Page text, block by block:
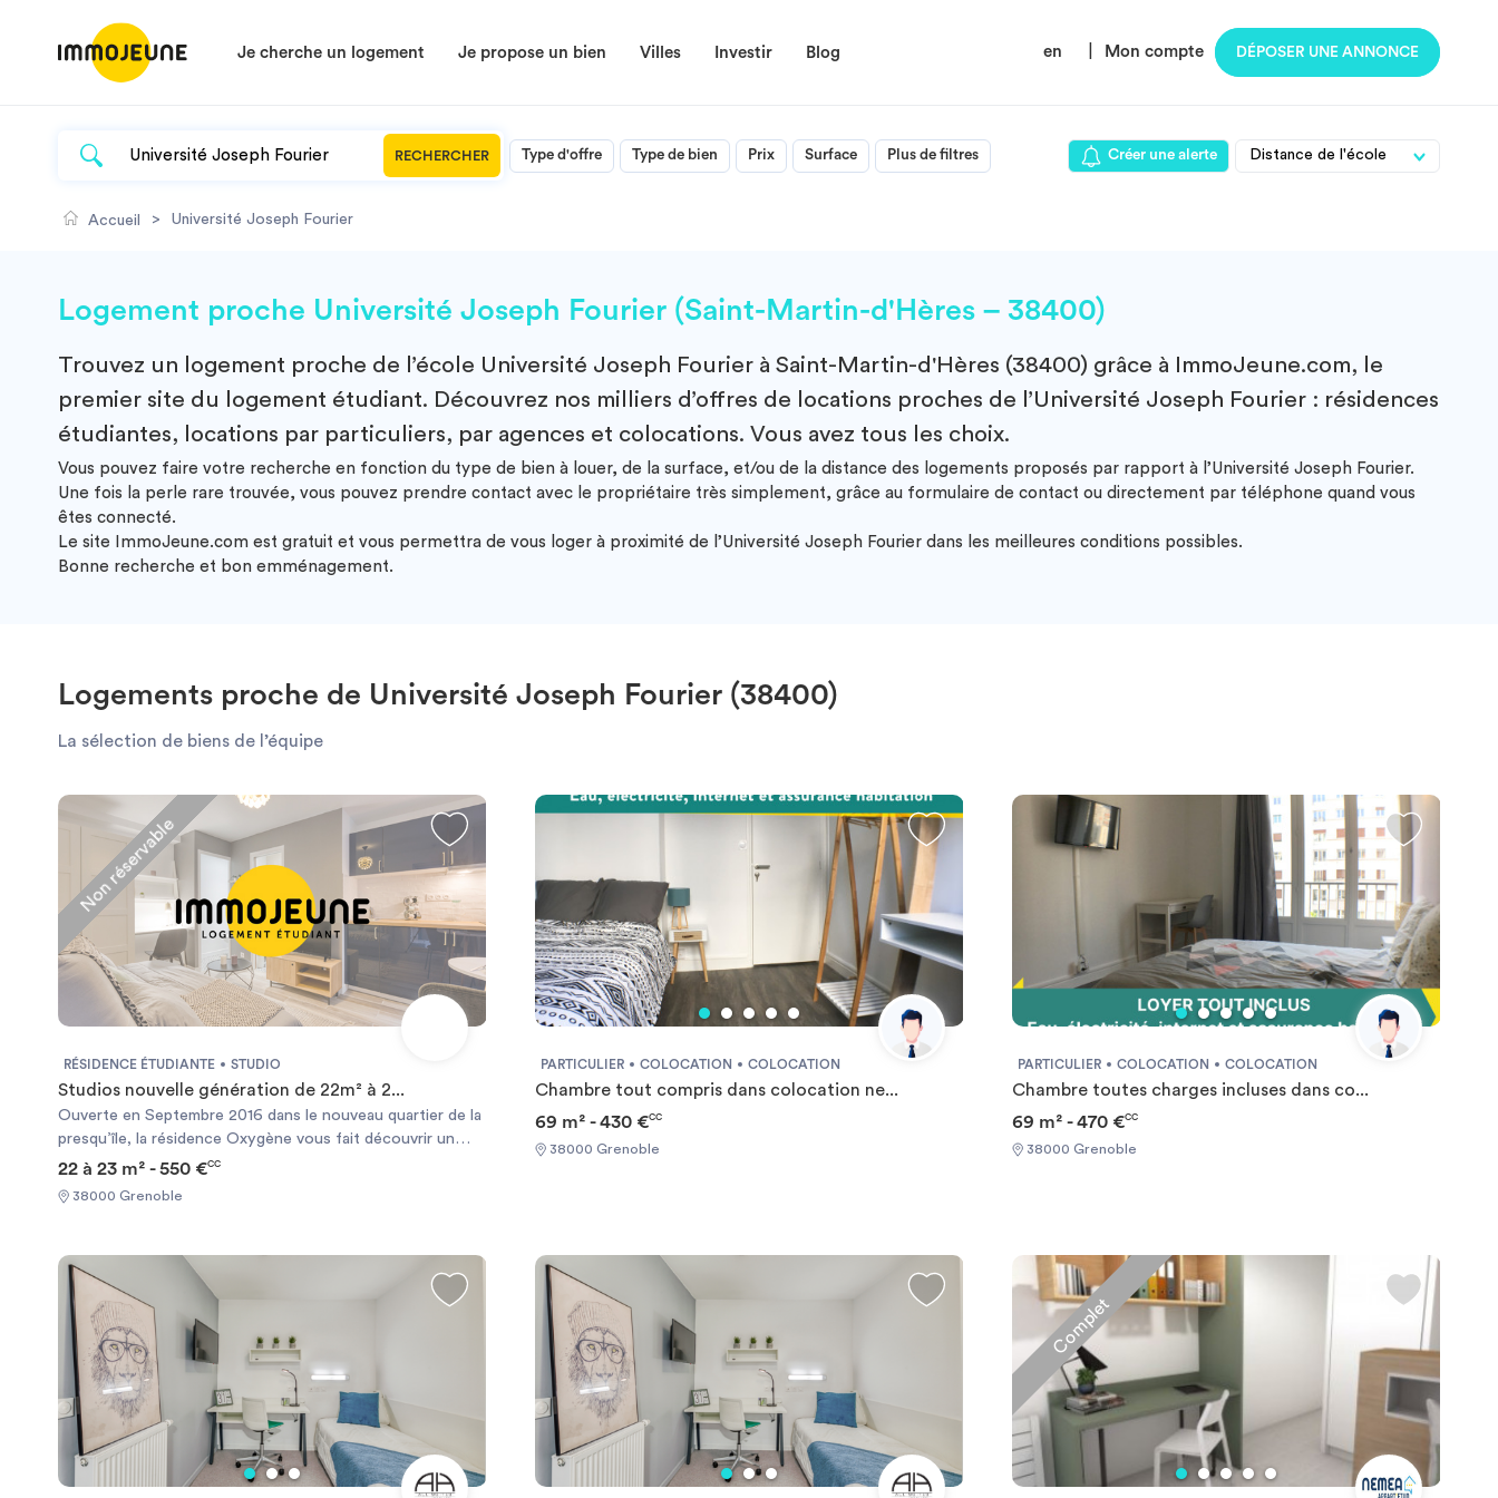
Je cherche un logement Je propose un bien Villes Investir Blog en Mon compte DÉPOSER UNE ANNONCE
RECHERCHER Type d'offre Type de bien Prix Surface Plus de filtres Créer une alerte
Accueil > Université Joseph Fourier
Logement proche Université Joseph Fourier (Saint-Martin-d'Hères – 38400)
Trouvez un logement proche de l’école Université Joseph Fourier à Saint-Martin-d'Hères (38400) grâce à ImmoJeune.com, le
premier site du logement étudiant. Découvrez nos milliers d’offres de locations proches de l’Université Joseph Fourier : résidences
étudiantes, locations par particuliers, par agences et colocations. Vous avez tous les choix.
Vous pouvez faire votre recherche en fonction du type de bien à louer, de la surface, et/ou de la distance des logements proposés par rapport à l’Université Joseph Fourier.
Une fois la perle rare trouvée, vous pouvez prendre contact avec le propriétaire très simplement, grâce au formulaire de contact ou directement par téléphone quand vous
êtes connecté.
Le site ImmoJeune.com est gratuit et vous permettra de vous loger à proximité de l’Université Joseph Fourier dans les meilleures conditions possibles.
Bonne recherche et bon emménagement.
Logements proche de Université Joseph Fourier (38400)
La sélection de biens de l’équipe
Non réservable
RÉSIDENCE ÉTUDIANTE STUDIO
Studios nouvelle génération de 22m² à 2...
Ouverte en Septembre 2016 dans le nouveau quartier de la
presqu’île, la résidence Oxygène vous fait découvrir un
habitat nouvelle génération. 113 appartements spacieux,
fonctionnels, lumineux, meublés vous attendent pour un
emménagement « clés en mains ». Idéalement située
CNRS, le CEA, Schneider ... La résidence propose
également des espaces de co-working et une magnifique
salle d’étude et de fitness au 7ème étage, donnant sur le
Vercors. Tous les appartements ont une connexion
internet haut débit par box individuelle. Possibilité d’ALS.
22 à 23 m² - 550 €CC
38000 Grenoble
PARTICULIER COLOCATION COLOCATION
Chambre tout compris dans colocation ne...
69 m² - 430 €CC
38000 Grenoble
PARTICULIER COLOCATION COLOCATION
Chambre toutes charges incluses dans co...
69 m² - 470 €CC
38000 Grenoble
Complet